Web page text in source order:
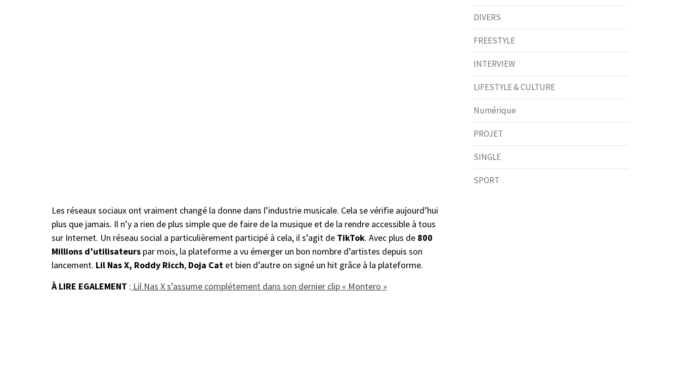
Les réseaux sociaux ont vraiment changé la donne dans l’industrie musicale. Cela se vérifie aujourd’hui
plus que jamais. Il n’y a rien de plus simple que de faire de la musique et de la rendre accessible à tous
sur Internet. Un réseau social a particulièrement participé à cela, il s’agit de TikTok. Avec plus de 800
Millions d’utilisateurs par mois, la plateforme a vu émerger un bon nombre d’artistes depuis son
lancement. Lil Nas X, Roddy Ricch, Doja Cat et bien d’autre on signé un hit grâce à la plateforme.
À LIRE EGALEMENT : Lil Nas X s’assume complétement dans son dernier clip « Montero »
DIVERS
FREESTYLE
INTERVIEW
LIFESTYLE & CULTURE
Numérique
PROJET
SINGLE
SPORT